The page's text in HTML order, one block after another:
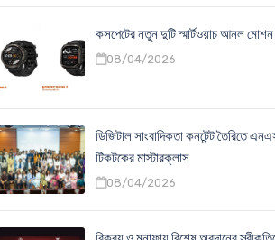
কসপেটের নতুন দুটি স্মার্টওয়াচ আনল
08/04/2026
ডিজিটাল সাংবাদিকতা কনটেন্ট তৈরিতে
টিকটকের মাস্টারক্লাস
08/04/2026